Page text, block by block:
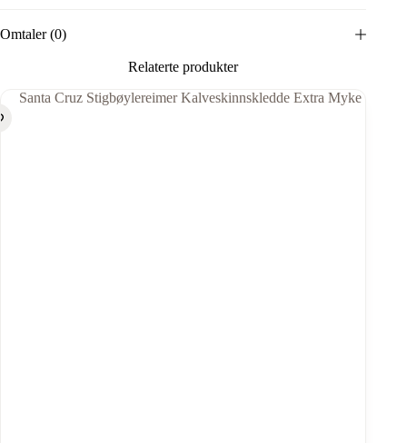
Omtaler (0)
Relaterte produkter